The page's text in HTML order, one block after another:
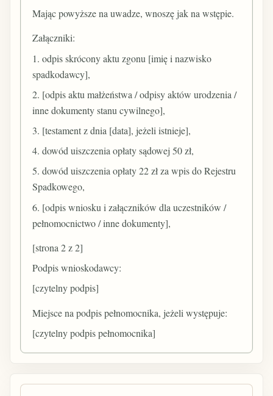
Mając powyższe na uwadze, wnoszę jak na wstępie.
Załączniki:
1. odpis skrócony aktu zgonu [imię i nazwisko
spadkodawcy],
2. [odpis aktu małżeństwa / odpisy aktów urodzenia /
inne dokumenty stanu cywilnego],
3. [testament z dnia [data], jeżeli istnieje],
4. dowód uiszczenia opłaty sądowej 50 zł,
5. dowód uiszczenia opłaty 22 zł za wpis do Rejestru
Spadkowego,
6. [odpis wniosku i załączników dla uczestników /
pełnomocnictwo / inne dokumenty],
[strona 2 z 2]
Podpis wnioskodawcy:
[czytelny podpis]
Miejsce na podpis pełnomocnika, jeżeli występuje:
[czytelny podpis pełnomocnika]